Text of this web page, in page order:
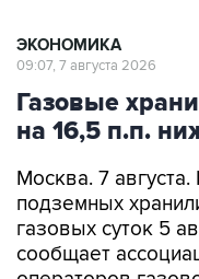
ЭКОНОМИКА
09:07, 7 августа 2026
Газовые
на 16,5 п.п.
Москва. 7 августа.
подземных
газовых суток 5
сообщает